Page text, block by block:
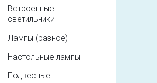
Встроенные
светильники
Лампы (разное)
Настольные лампы
Подвесные